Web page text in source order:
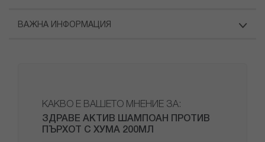
ВАЖНА ИНФОРМАЦИЯ
КАКВО Е ВАШЕТО МНЕНИЕ ЗА:
ЗДРАВЕ АКТИВ ШАМПОАН ПРОТИВ
ПЪРХОТ С ХУМА 200МЛ